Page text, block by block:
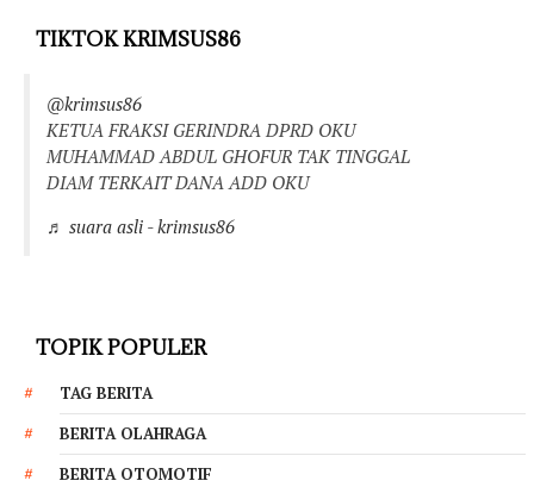
TIKTOK KRIMSUS86
@krimsus86
KETUA FRAKSI GERINDRA DPRD OKU
MUHAMMAD ABDUL GHOFUR TAK TINGGAL
DIAM TERKAIT DANA ADD OKU
♬ suara asli - krimsus86
TOPIK POPULER
TAG BERITA
BERITA OLAHRAGA
BERITA OTOMOTIF